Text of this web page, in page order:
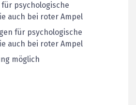
psychologische
auch bei roter Ampel
für psychologische
auch bei roter Ampel
möglich